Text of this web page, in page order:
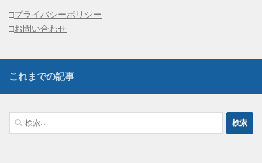
□プライバシーポリシー
□お問い合わせ
これまでの記事
検
索: